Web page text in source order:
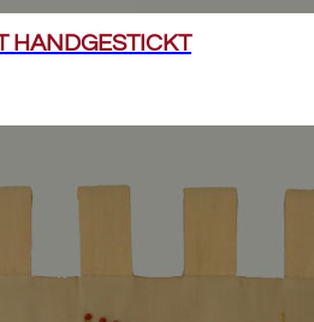
HANDGESTICKT